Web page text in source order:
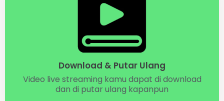
Download & Putar Ulang
Video live streaming kamu dapat di download
dan di putar ulang kapanpun